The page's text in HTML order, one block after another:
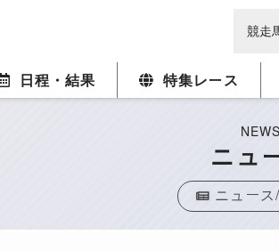
日程・結果 特集レース
NEWS
ニュ
ニュー